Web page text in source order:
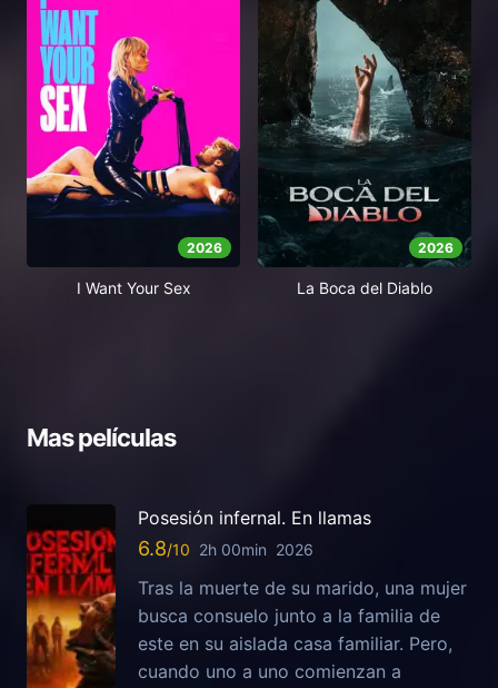
2026
I Want Your Sex
2026
La Boca del Diablo
Mas películas
Posesión infernal. En llamas
6.8 2h 00min 2026
Tras la muerte de su marido, una mujer
busca consuelo junto a la familia de
este en su aislada casa familiar. Pero,
cuando uno a uno comienzan a